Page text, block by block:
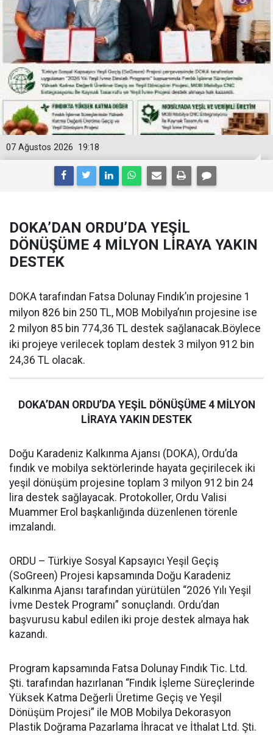
19:18
07 Ağustos 2026
DOKA’DAN ORDU’DA YEŞİL
DÖNÜŞÜME 4 MİLYON LİRAYA YAKIN
DESTEK
DOKA tarafından Fatsa Dolunay Fındık’ın projesine 1
milyon 826 bin 250 TL, MOB Mobilya’nın projesine ise
2 milyon 85 bin 774,36 TL destek sağlanacak.Böylece
iki projeye verilecek toplam destek 3 milyon 912 bin
24,36 TL olacak.
DOKA’DAN ORDU’DA YEŞİL DÖNÜŞÜME 4 MİLYON
LİRAYA YAKIN DESTEK
Doğu Karadeniz Kalkınma Ajansı (DOKA), Ordu’da
fındık ve mobilya sektörlerinde hayata geçirilecek iki
yeşil dönüşüm projesine toplam 3 milyon 912 bin 24
lira destek sağlayacak. Protokoller, Ordu Valisi
Muammer Erol başkanlığında düzenlenen törenle
imzalandı.
ORDU – Türkiye Sosyal Kapsayıcı Yeşil Geçiş
(SoGreen) Projesi kapsamında Doğu Karadeniz
Kalkınma Ajansı tarafından yürütülen “2026 Yılı Yeşil
İvme Destek Programı” sonuçlandı. Ordu’dan
başvurusu kabul edilen iki proje destek almaya hak
kazandı.
Program kapsamında Fatsa Dolunay Fındık Tic. Ltd.
Şti. tarafından hazırlanan “Fındık İşleme Süreçlerinde
Yüksek Katma Değerli Üretime Geçiş ve Yeşil
Dönüşüm Projesi” ile MOB Mobilya Dekorasyon
Plastik Doğrama Pazarlama İhracat ve İthalat Ltd. Şti.